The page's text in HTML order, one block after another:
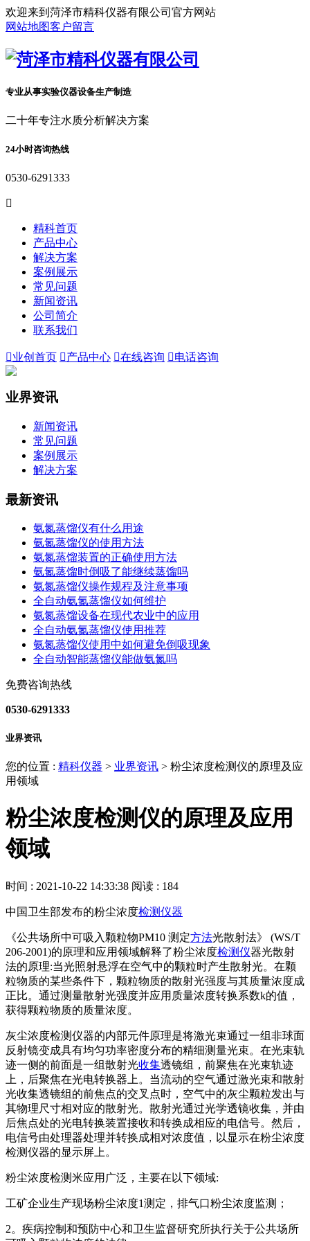
欢迎来到菏泽市精科仪器有限公司官方网站
网站地图客户留言
专业从事实验仪器设备生产制造
二十年专注水质分析解决方案
24小时咨询热线
0530-6291333

精科首页
产品中心
解决方案
案例展示
常见问题
新闻资讯
公司简介
联系我们
业创首页 产品中心 在线咨询 电话咨询
业界资讯
新闻资讯
常见问题
案例展示
解决方案
最新资讯
氨氮蒸馏仪有什么用途
氨氮蒸馏仪的使用方法
氨氮蒸馏装置的正确使用方法
氨氮蒸馏时倒吸了能继续蒸馏吗
氨氮蒸馏仪操作规程及注意事项
全自动氨氮蒸馏仪如何维护
氨氮蒸馏设备在现代农业中的应用
全自动氨氮蒸馏仪使用推荐
氨氮蒸馏仪使用中如何避免倒吸现象
全自动智能蒸馏仪能做氨氮吗
免费咨询热线
0530-6291333
业界资讯
您的位置 : 精科仪器 > 业界资讯 > 粉尘浓度检测仪的原理及应
用领域
粉尘浓度检测仪的原理及应用
领域
时间 : 2021-10-22 14:33:38 阅读 : 184
中国卫生部发布的粉尘浓度检测仪器
《公共场所中可吸入颗粒物PM10 测定方法光散射法》 (WS/T
206-2001)的原理和应用领域解释了粉尘浓度检测仪器光散射
法的原理:当光照射悬浮在空气中的颗粒时产生散射光。在颗
粒物质的某些条件下，颗粒物质的散射光强度与其质量浓度成
正比。通过测量散射光强度并应用质量浓度转换系数k的值，
获得颗粒物质的质量浓度。
灰尘浓度检测仪器的内部元件原理是将激光束通过一组非球面
反射镜变成具有均匀功率密度分布的精细测量光束。在光束轨
迹一侧的前面是一组散射光收集透镜组，前聚焦在光束轨迹
上，后聚焦在光电转换器上。当流动的空气通过激光束和散射
光收集透镜组的前焦点的交叉点时，空气中的灰尘颗粒发出与
其物理尺寸相对应的散射光。散射光通过光学透镜收集，并由
后焦点处的光电转换装置接收和转换成相应的电信号。然后，
电信号由处理器处理并转换成相对浓度值，以显示在粉尘浓度
检测仪器的显示屏上。
粉尘浓度检测米应用广泛，主要在以下领域:
工矿企业生产现场粉尘浓度1测定，排气口粉尘浓度监测；
2。疾病控制和预防中心和卫生监督研究所执行关于公共场所